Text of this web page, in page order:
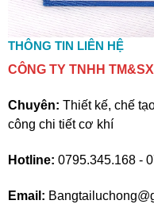
THÔNG TIN LIÊN HỆ
CÔNG TY TNHH
Chuyên: Thiết kế, chế
công chi tiết cơ khí
Hotline: 0795.345.168 -
Email: